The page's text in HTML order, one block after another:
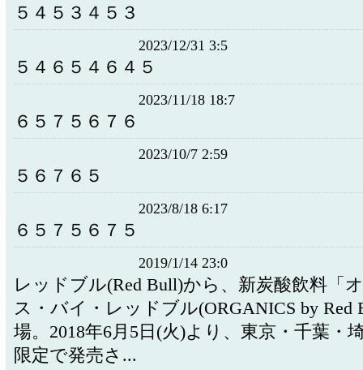
５４５３４５３
2023/12/31 3:5
５４６５４６４５
2023/11/18 18:7
６５７５６７６
2023/10/7 2:59
５６７６５
2023/8/18 6:17
６５７５６７５
2019/1/14 23:0
レッドブル(Red Bull)から、新炭酸飲料「
ス・バイ・レッドブル(ORGANICS by Red
場。2018年6月5日(火)より、東京・千葉・
限定で発売さ...